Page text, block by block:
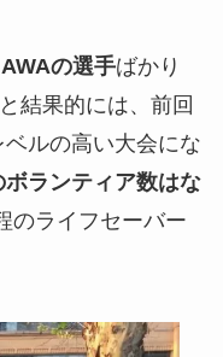
の選手ばかり
と結果的には、前回
ベルの高い大会にな
ランティア数はな
のライフセーバー